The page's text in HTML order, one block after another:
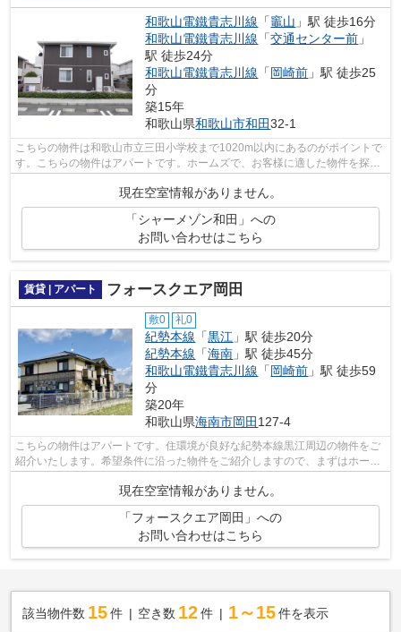
和歌山電鐵貴志川線 「竈山 」駅 徒歩16分
和歌山電鐵貴志川線 「交通センター前 」
駅 徒歩24分
和歌山電鐵貴志川線 「岡崎前 」駅 徒歩25
分
築15年
和歌山県和歌山市和田32-1
こちらの物件は和歌山市立三田小学校まで1020m以内にあるのがポイントで
す。こちらの物件はアパートです。ホームズで、お客様に適した物件を探し
ませんか。たくさんの条件の物件をご用...
現在空室情報がありません。
「シャーメゾン和田」への
お問い合わせはこちら
賃貸 | アパート フォースクエア岡田
敷0 礼0
紀勢本線 「黒江 」駅 徒歩20分
紀勢本線 「海南 」駅 徒歩45分
和歌山電鐵貴志川線 「岡崎前 」駅 徒歩59
分
築20年
和歌山県海南市岡田 127-4
こちらの物件はアパートです。住環境が良好な紀勢本線黒江周辺の物件をご
紹介いたします。希望条件に沿った物件をご紹介しますので、まずはホーム
現在空室情報がありません。
「フォースクエア岡田」への
お問い合わせはこちら
該当物件数 15件 空き数 12 件 1～15 件を表示